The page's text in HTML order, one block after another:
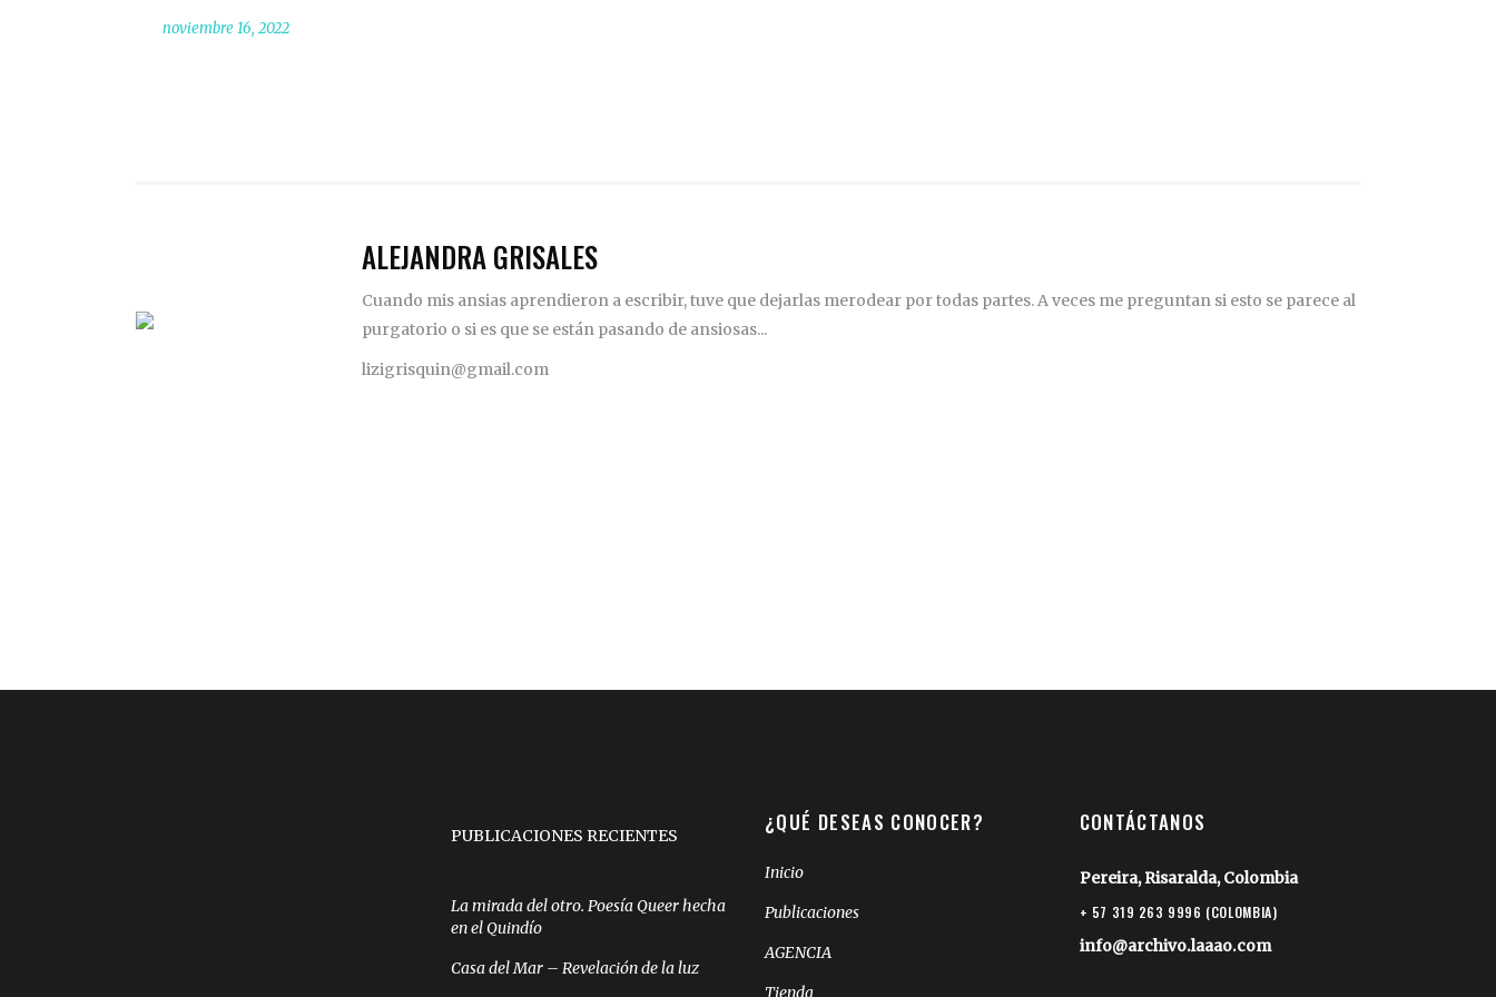
noviembre 16, 2022
ALEJANDRA GRISALES
Cuando mis ansias aprendieron a escribir, tuve que dejarlas merodear por todas partes. A veces me preguntan si esto se parece al
purgatorio o si es que se están pasando de ansiosas...
lizigrisquin@gmail.com
PUBLICACIONES RECIENTES
La mirada del otro. Poesía Queer hecha
en el Quindío
Casa del Mar – Revelación de la luz
¿QUÉ DESEAS CONOCER?
Inicio
Publicaciones
AGENCIA
Tienda
CONTÁCTANOS
Pereira, Risaralda, Colombia
+ 57 319 263 9996 (COLOMBIA)
info@archivo.laaao.com